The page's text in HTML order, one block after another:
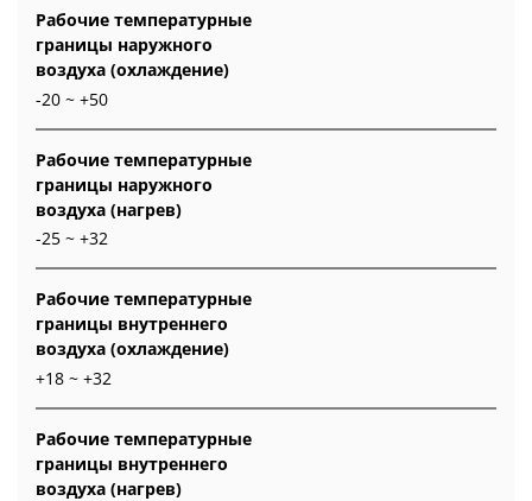
Рабочие температурные
границы наружного
воздуха (охлаждение)
-20 ~ +50
Рабочие температурные
границы наружного
воздуха (нагрев)
-25 ~ +32
Рабочие температурные
границы внутреннего
воздуха (охлаждение)
+18 ~ +32
Рабочие температурные
границы внутреннего
воздуха (нагрев)